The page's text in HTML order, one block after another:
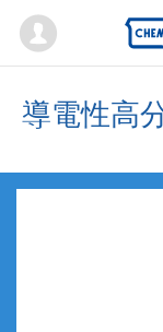
Mypage
導電性高